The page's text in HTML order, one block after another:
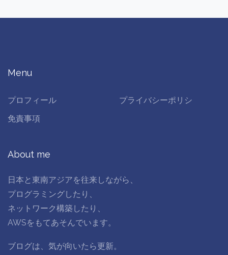
Menu
プロフィール
プライバシーポリシ
免責事項
About me
日本と東南アジアを往来しながら、
プログラミングしたり、
ネットワーク構築したり、
AWSをもてあそんでいます。
ブログは、気が向いたら更新。